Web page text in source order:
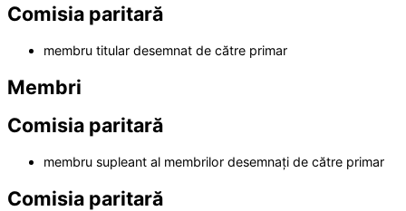
Comisia paritară
membru titular desemnat de către primar
Membri
Comisia paritară
membru supleant al membrilor desemnați de către primar
Comisia paritară